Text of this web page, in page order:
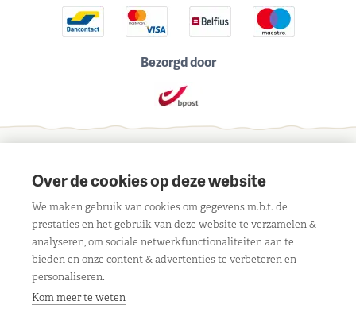
Bezorgd door
Contact
Liersebaan 303, 2240 Viersel
Openingsuren
Over de cookies op deze website
We maken gebruik van cookies om gegevens m.b.t. de
prestaties en het gebruik van deze website te verzamelen &
analyseren, om sociale netwerkfunctionaliteiten aan te
bieden en onze content & advertenties te verbeteren en
personaliseren.
Kom meer te weten